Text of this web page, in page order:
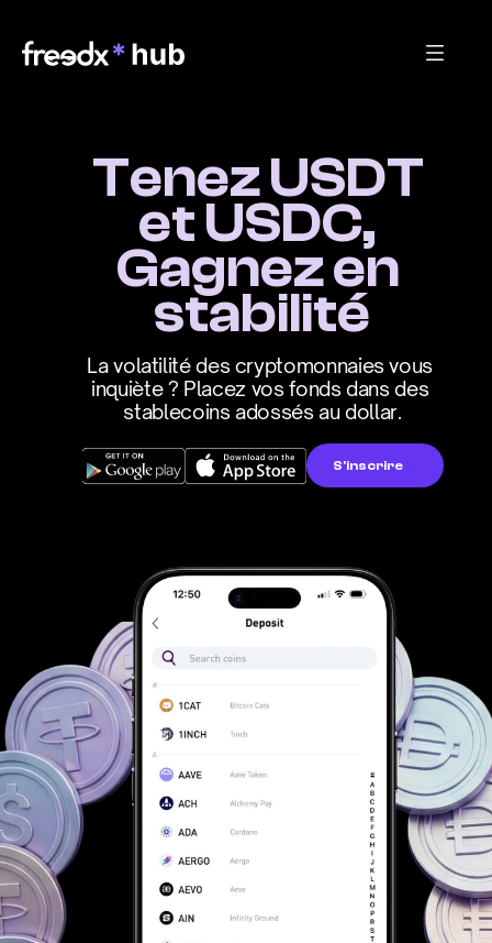
Tenez USDT
et USDC,
Gagnez en
stabilité
La volatilité des cryptomonnaies vous
inquiète ? Placez vos fonds dans des
stablecoins adossés au dollar.
S'inscrire